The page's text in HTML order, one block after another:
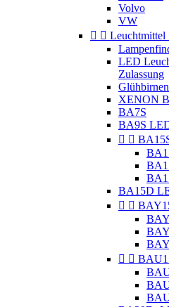
Volvo
VW
  Leuchtmittel
LED
Zulassung
Glühbirnen
XENON
BA7S
BA9S
 
BA15D
 
 